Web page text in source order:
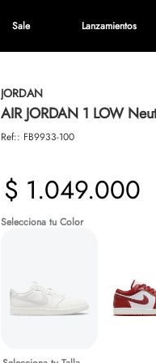
Sale Lanzamientos
JORDAN
AIR JORDAN 1 LOW
Ref:: FB9933-100
$ 1.049.000